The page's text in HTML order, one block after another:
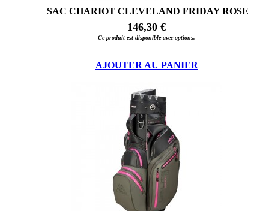
SAC CHARIOT CLEVELAND FRIDAY ROSE
146,30 €
Ce produit est disponible avec options.
AJOUTER AU PANIER